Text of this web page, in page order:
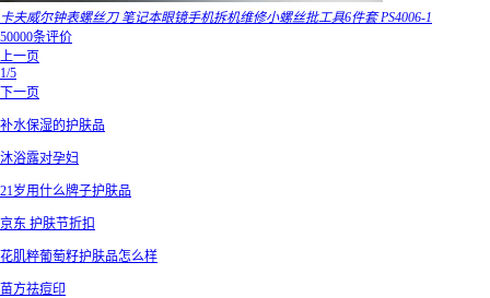
卡夫威尔钟表螺丝刀 笔记本眼镜手机拆机维修小螺丝批工具6件套 PS4006-1
50000条评价
上一页
1/5
下一页
补水保湿的护肤品
沐浴露对孕妇
21岁用什么牌子护肤品
京东 护肤节折扣
花肌粹葡萄籽护肤品怎么样
苗方祛痘印